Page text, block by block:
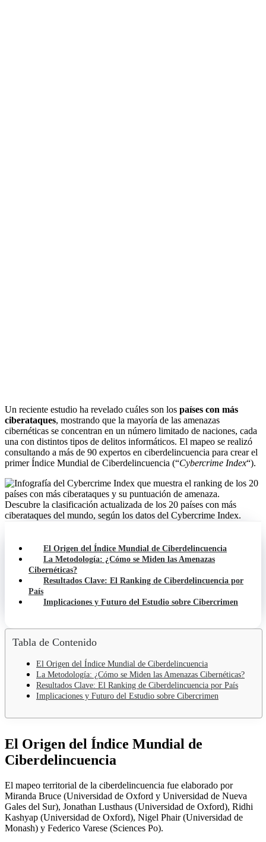
Un reciente estudio ha revelado cuáles son los países con más
ciberataques, mostrando que la mayoría de las amenazas
cibernéticas se concentran en un número limitado de naciones, cada
una con distintos tipos de delitos informáticos. El mapeo se realizó
consultando a más de 90 expertos en ciberdelincuencia para crear el
primer Índice Mundial de Ciberdelincuencia (“Cybercrime Index“).
Descubre la clasificación actualizada de los 20 países con más
ciberataques del mundo, según los datos del Cybercrime Index.
El Origen del Índice Mundial de Ciberdelincuencia
La Metodología: ¿Cómo se Miden las Amenazas
Cibernéticas?
Resultados Clave: El Ranking de Ciberdelincuencia por
País
Implicaciones y Futuro del Estudio sobre Cibercrimen
Tabla de Contenido
El Origen del Índice Mundial de Ciberdelincuencia
La Metodología: ¿Cómo se Miden las Amenazas Cibernéticas?
Resultados Clave: El Ranking de Ciberdelincuencia por País
Implicaciones y Futuro del Estudio sobre Cibercrimen
El Origen del Índice Mundial de
Ciberdelincuencia
El mapeo territorial de la ciberdelincuencia fue elaborado por
Miranda Bruce (Universidad de Oxford y Universidad de Nueva
Gales del Sur), Jonathan Lusthaus (Universidad de Oxford), Ridhi
Kashyap (Universidad de Oxford), Nigel Phair (Universidad de
Monash) y Federico Varese (Sciences Po).